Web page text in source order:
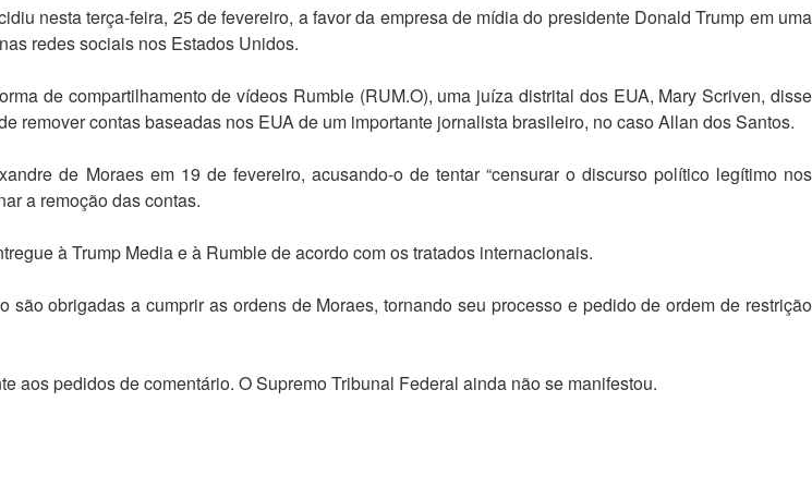
nesta terça-feira, 25 de fevereiro, a favor da empresa de mídia do presidente Donald Trump em uma
redes sociais nos Estados Unidos.
de compartilhamento de vídeos Rumble (RUM.O), uma juíza distrital dos EUA, Mary Scriven, disse
remover contas baseadas nos EUA de um importante jornalista brasileiro, no caso Allan dos Santos.
de Moraes em 19 de fevereiro, acusando-o de tentar “censurar o discurso político legítimo nos
a remoção das contas.
à Trump Media e à Rumble de acordo com os tratados internacionais.
obrigadas a cumprir as ordens de Moraes, tornando seu processo e pedido de ordem de restrição
aos pedidos de comentário. O Supremo Tribunal Federal ainda não se manifestou.